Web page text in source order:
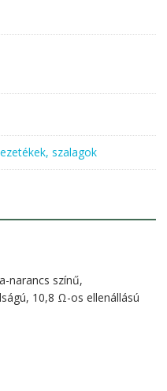
szalagok
narancs színű,
10,8 Ω-os ellenállású